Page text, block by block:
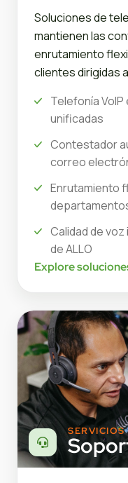
Soluciones de
mantienen las
enrutamiento
clientes dirigidas
Telefonía VoIP
unificadas
Contestador
correo
Enrutamiento
Calidad de
de ALLO
Explore